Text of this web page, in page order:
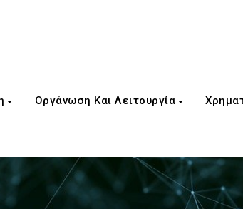
Οργάνωση Και Λειτουργία